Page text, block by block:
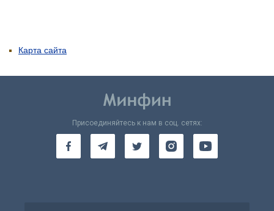
Карта сайта
Присоединяйтесь к нам в соц. сетях: